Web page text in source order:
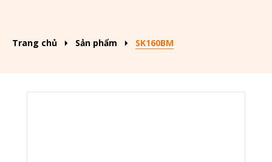
Trang chủ Sản phẩm SK160BM